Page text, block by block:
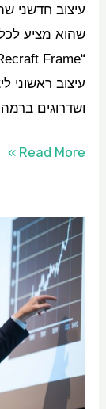
עיצוב חדשני
שהוא מציע
ושדרוגים
Read More »
5
הכלים
המובילים
ליצירת
מצגות
בינה
מלאכותית